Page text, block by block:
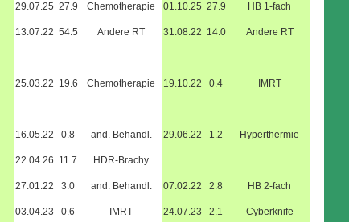
29.07.25 27.9 Chemotherapie 01.10.25 27.9 HB 1-fach
13.07.22 54.5 Andere RT 31.08.22 14.0 Andere RT
25.03.22 19.6 Chemotherapie 19.10.22 0.4 IMRT
16.05.22 0.8 and. Behandl. 29.06.22 1.2 Hyperthermie
22.04.26 11.7 HDR-Brachy
27.01.22 3.0 and. Behandl. 07.02.22 2.8 HB 2-fach
03.04.23 0.6 IMRT 24.07.23 2.1 Cyberknife